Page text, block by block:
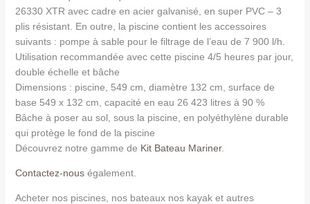
26330 XTR avec cadre en acier galvanisé, en super PVC – 3
plis résistant. En outre, la piscine contient les accessoires
suivants : pompe à sable pour le filtrage de l’eau de 7 900 l/h.
Utilisation recommandée avec cette piscine 4/5 heures par jour,
double échelle et bâche
Dimensions : piscine, 549 cm, diamètre 132 cm, surface de
base 549 x 132 cm, capacité en eau 26 423 litres à 90 %
Bâche à poser au sol, sous la piscine, en polyéthylène durable
qui protège le fond de la piscine
Découvrez notre gamme de Kit Bateau Mariner.
Contactez-nouségalement.
Acheter nos piscines, nos bateaux nos kayak et autres